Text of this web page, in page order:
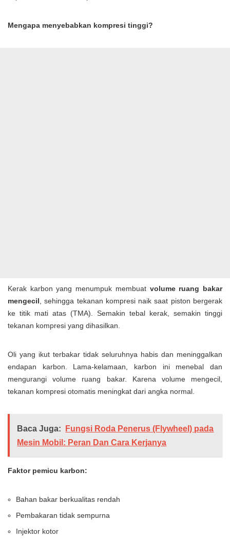
Mengapa menyebabkan kompresi tinggi?
Kerak karbon yang menumpuk membuat volume ruang bakar
mengecil, sehingga tekanan kompresi naik saat piston bergerak
ke titik mati atas (TMA). Semakin tebal kerak, semakin tinggi
tekanan kompresi yang dihasilkan.
Oli yang ikut terbakar tidak seluruhnya habis dan meninggalkan
endapan karbon. Lama-kelamaan, karbon ini menebal dan
mengurangi volume ruang bakar. Karena volume mengecil,
tekanan kompresi otomatis meningkat dari angka normal.
Baca Juga:
Fungsi Roda Penerus (Flywheel) pada
Mesin Mobil: Peran Dan Cara Kerjanya
Faktor pemicu karbon:
Bahan bakar berkualitas rendah
Pembakaran tidak sempurna
Injektor kotor